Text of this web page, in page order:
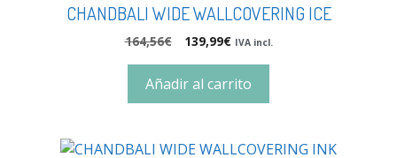
CHANDBALI WIDE WALLCOVERING ICE
164,56€ 139,99€ IVA incl.
Añadir al carrito